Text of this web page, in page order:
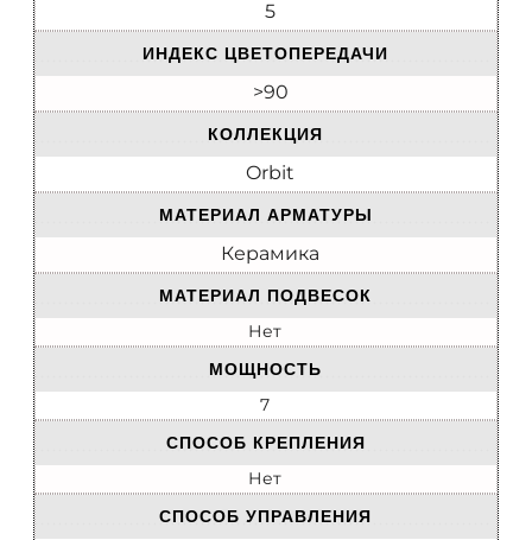
5
ИНДЕКС ЦВЕТОПЕРЕДАЧИ
>90
КОЛЛЕКЦИЯ
Orbit
МАТЕРИАЛ АРМАТУРЫ
Керамика
МАТЕРИАЛ ПОДВЕСОК
Нет
МОЩНОСТЬ
7
СПОСОБ КРЕПЛЕНИЯ
Нет
СПОСОБ УПРАВЛЕНИЯ